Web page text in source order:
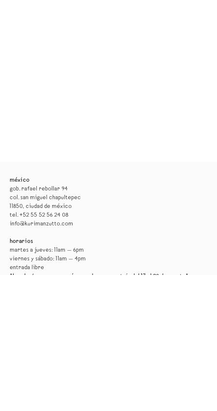
méxico
gob. rafael rebollar 94
col. san miguel chapultepec
11850, ciudad de méxico
tel. +52 55 52 56 24 08
info@kurimanzutto.com
horarios
martes a jueves: 11am — 6pm
viernes y sábado: 11am — 4pm
entrada libre
*la galería permanecerá cerrada por montaje del 17 al 29 de agosto*